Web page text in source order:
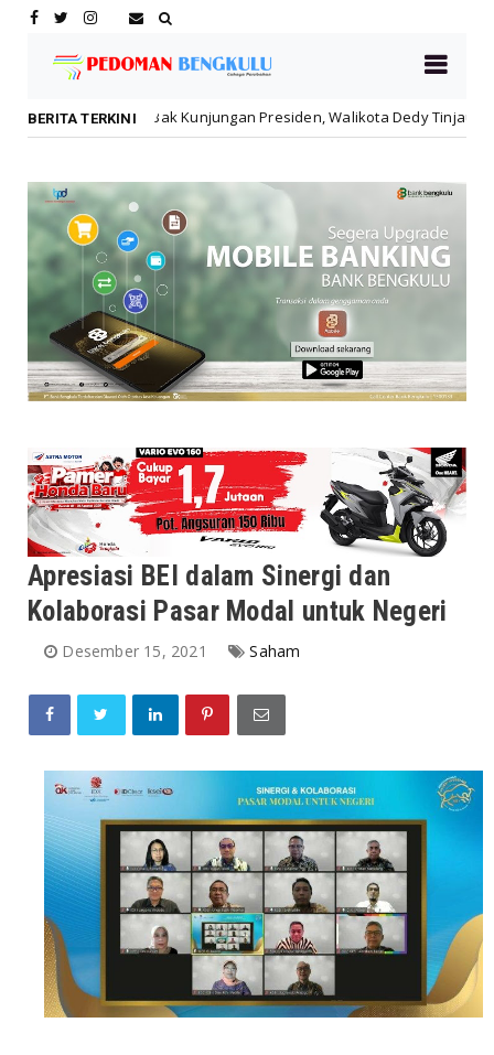
BERITA TERKINI
Presiden, Walikota Dedy Tinjau Cek Kesehatan Gratis di MIN 1
Apresiasi BEI dalam Sinergi dan
Kolaborasi Pasar Modal untuk Negeri
Desember 15, 2021 Saham